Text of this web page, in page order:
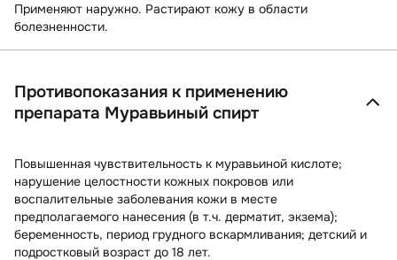
Применяют наружно. Растирают кожу в области
болезненности.
Противопоказания к применению
препарата Муравьиный спирт
Повышенная чувствительность к муравьиной кислоте;
нарушение целостности кожных покровов или
воспалительные заболевания кожи в месте
предполагаемого нанесения (в т.ч. дерматит, экзема);
беременность, период грудного вскармливания; детский и
подростковый возраст до 18 лет.